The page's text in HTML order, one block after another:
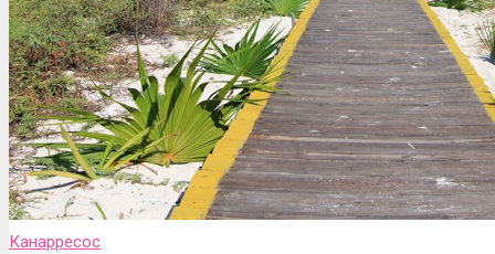
Канарресос